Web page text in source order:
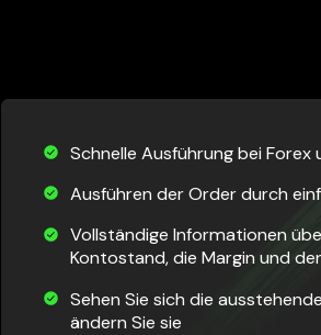
Schnelle Ausführung bei Forex
Ausführen der Order durch
Vollständige Informationen
Kontostand, die Margin und
Sehen Sie sich die
ändern Sie sie